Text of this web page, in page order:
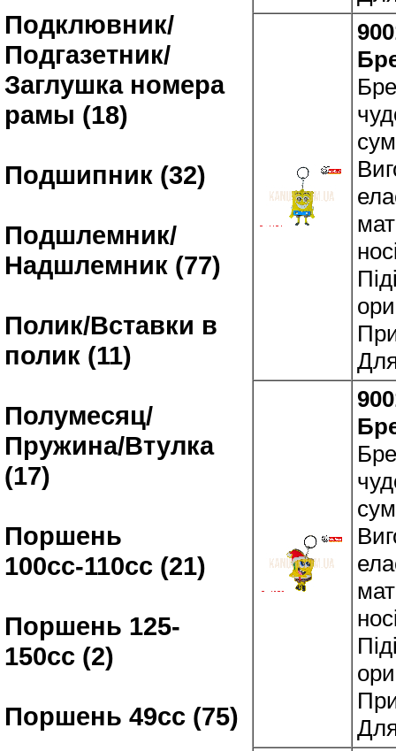
Подклювник/
Подгазетник/
Заглушка номера
рамы (18)
Подшипник (32)
Подшлемник/
Надшлемник (77)
Полик/Вставки в
полик (11)
Полумесяц/
Пружина/Втулка
(17)
Поршень
100сс-110сс (21)
Поршень 125-
150сс (2)
Поршень 49сс (75)